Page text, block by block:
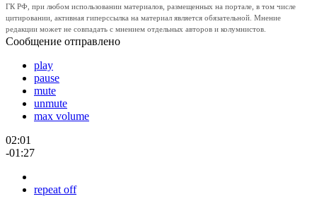
ГК РФ, при любом использовании материалов, размещенных на портале, в том числе
цитировании, активная гиперссылка на материал является обязательной. Мнение
редакции может не совпадать с мнением отдельных авторов и колумнистов.
Сообщение отправлено
play
pause
mute
unmute
max volume
02:01
-01:27
repeat off